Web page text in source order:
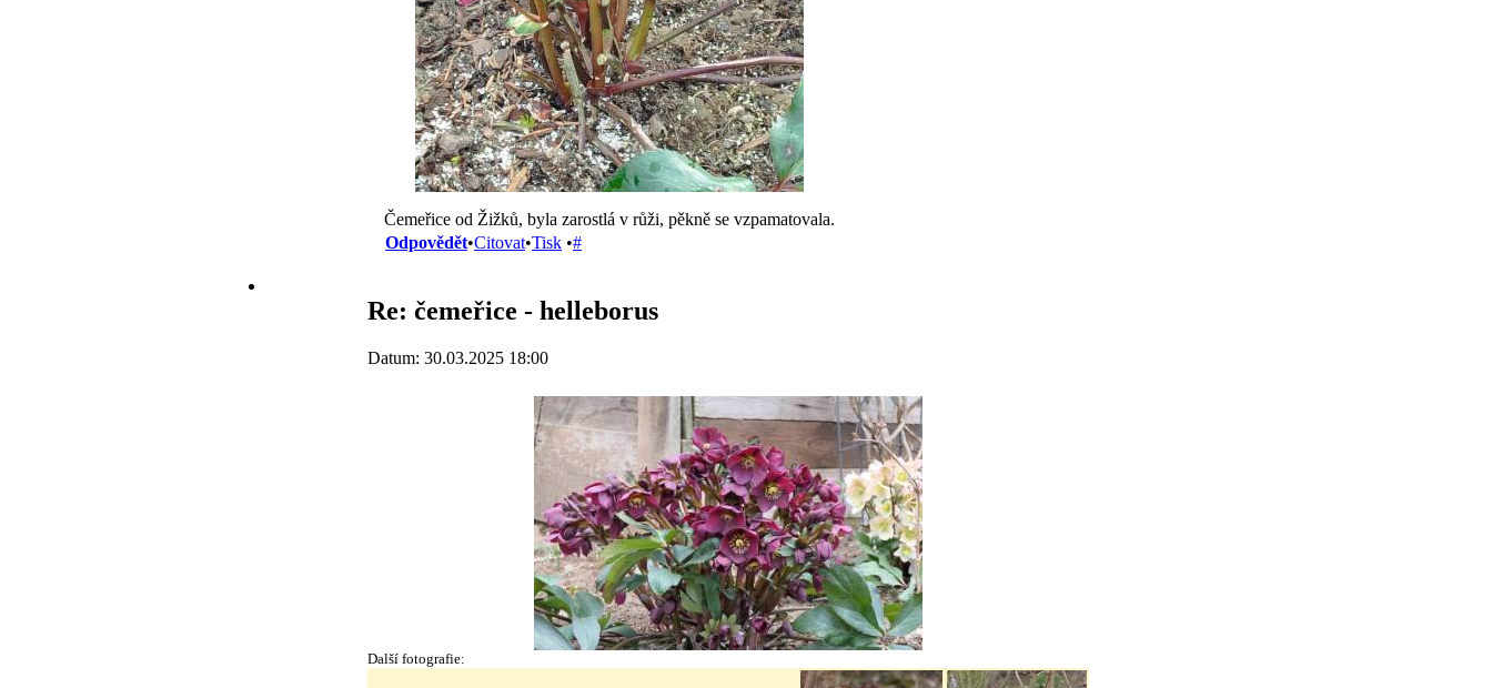
Čemeřice od Žižků, byla zarostlá v růži, pěkně se vzpamatovala.
Odpovědět•Citovat•Tisk •#
Re: čemeřice - helleborus
Datum: 30.03.2025 18:00
Další fotografie: